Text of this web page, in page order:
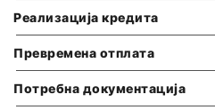
Google Pay
Apple Pay
ОСТАЛО
Документарно пословање
е-Фискализација
ТАРИФА НАКНАДА
Реализација кредита
Превремена отплата
Потребна документација